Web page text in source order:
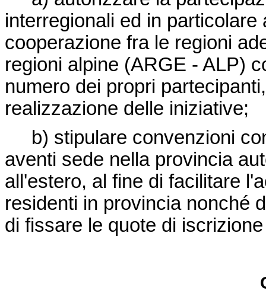
interregionali ed in
cooperazione fra le regioni
regioni alpine (ARGE - ALP)
numero dei propri
realizzazione delle iniziative;
b) stipulare convenzioni
aventi sede nella provincia
all'estero, al fine di facilitare
residenti in provincia nonché
di fissare le quote di